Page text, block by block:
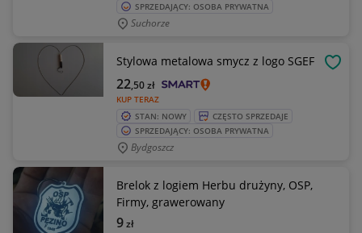
SPRZEDAJĄCY: OSOBA PRYWATNA
Suchorze
Stylowa metalowa smycz z logo SGEF
KUP TERAZ
22,50zł
STAN: NOWY
CZĘSTO SPRZEDAJE
SPRZEDAJĄCY: OSOBA PRYWATNA
Bydgoszcz
Brelok z logiem Herbu drużyny, OSP,
Firmy, grawerowany
9zł